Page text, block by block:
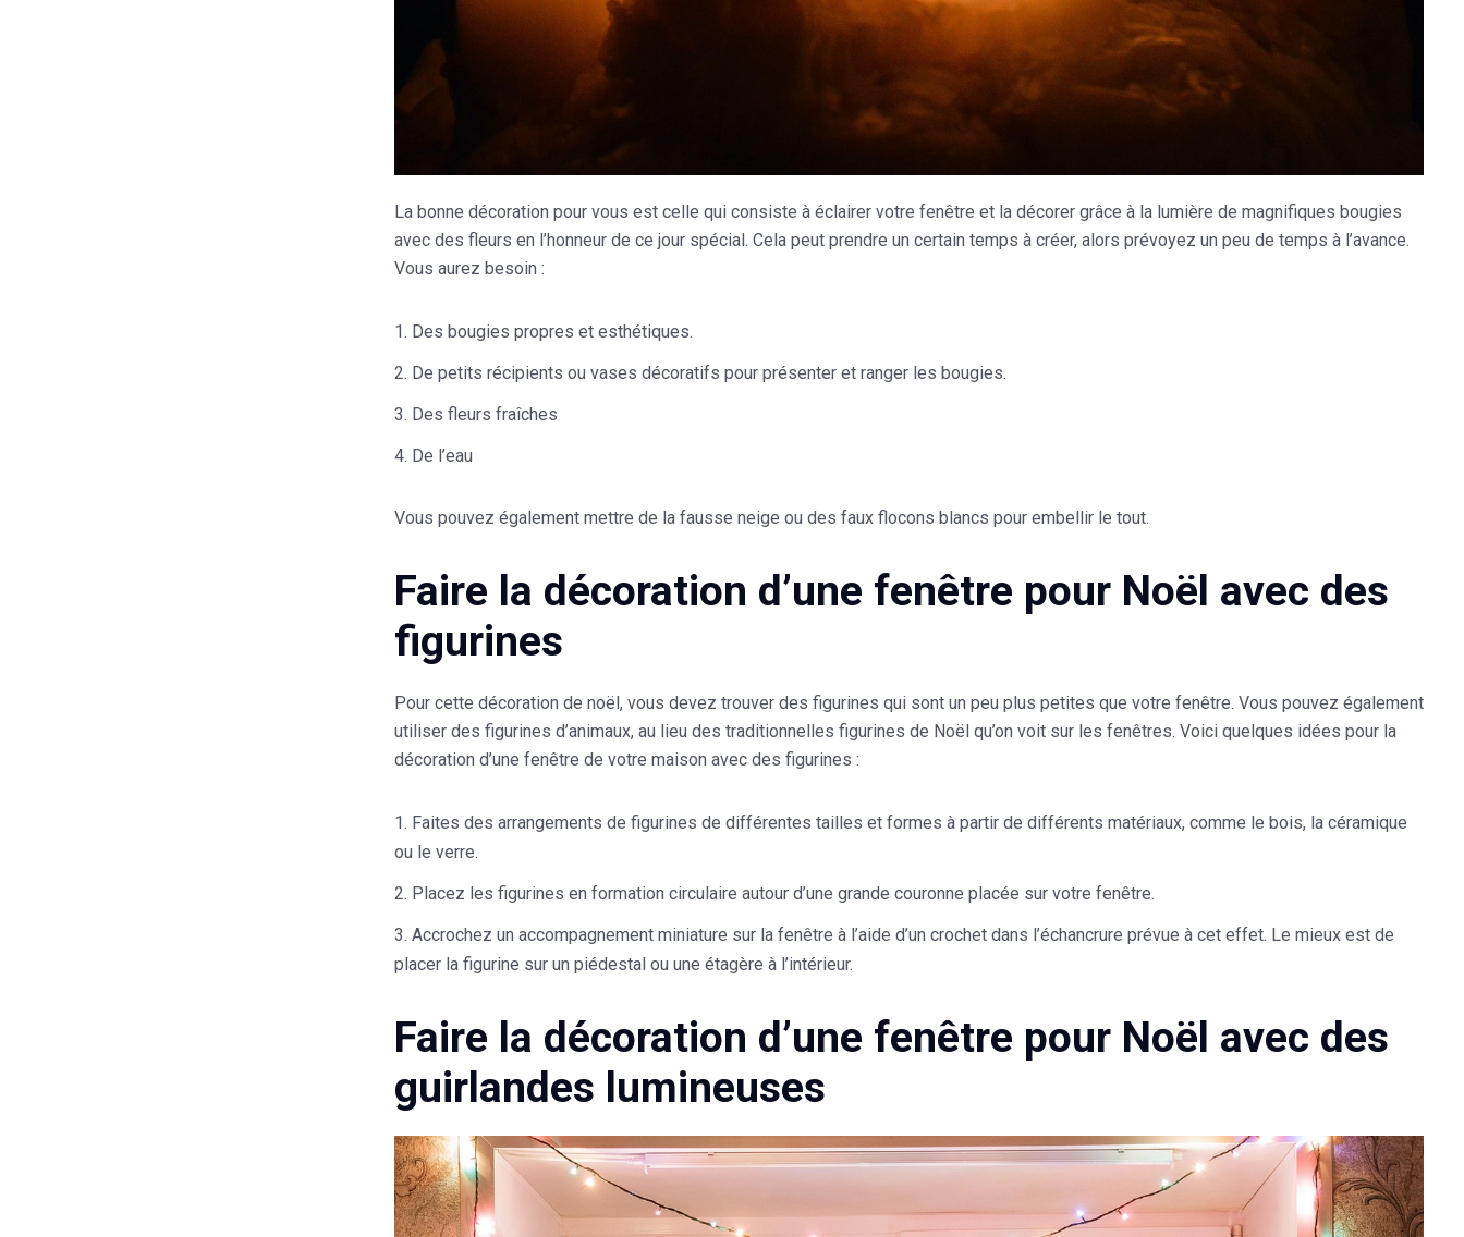
La bonne décoration pour vous est celle qui consiste à éclairer votre fenêtre et la décorer grâce à la lumière de magnifiques bougies
avec des fleurs en l’honneur de ce jour spécial. Cela peut prendre un certain temps à créer, alors prévoyez un peu de temps à l’avance.
Vous aurez besoin :
Des bougies propres et esthétiques.
De petits récipients ou vases décoratifs pour présenter et ranger les bougies.
Des fleurs fraîches
De l’eau
Vous pouvez également mettre de la fausse neige ou des faux flocons blancs pour embellir le tout.
Faire la décoration d’une fenêtre pour Noël avec des
figurines
Pour cette décoration de noël, vous devez trouver des figurines qui sont un peu plus petites que votre fenêtre. Vous pouvez également
utiliser des figurines d’animaux, au lieu des traditionnelles figurines de Noël qu’on voit sur les fenêtres. Voici quelques idées pour la
décoration d’une fenêtre de votre maison avec des figurines :
Faites des arrangements de figurines de différentes tailles et formes à partir de différents matériaux, comme le bois, la céramique
ou le verre.
Placez les figurines en formation circulaire autour d’une grande couronne placée sur votre fenêtre.
Accrochez un accompagnement miniature sur la fenêtre à l’aide d’un crochet dans l’échancrure prévue à cet effet. Le mieux est de
placer la figurine sur un piédestal ou une étagère à l’intérieur.
Faire la décoration d’une fenêtre pour Noël avec des
guirlandes lumineuses